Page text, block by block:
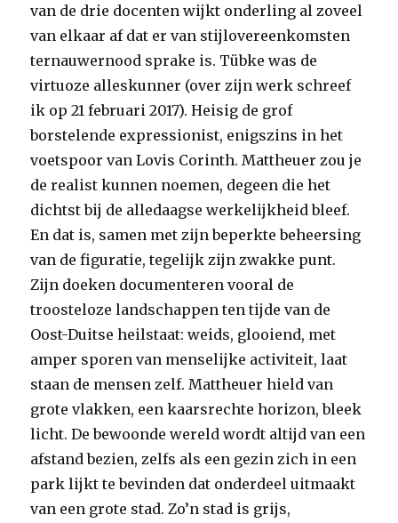
van de drie docenten wijkt onderling al zoveel
van elkaar af dat er van stijlovereenkomsten
ternauwernood sprake is. Tübke was de
virtuoze alleskunner (over zijn werk schreef
ik op 21 februari 2017). Heisig de grof
borstelende expressionist, enigszins in het
voetspoor van Lovis Corinth. Mattheuer zou je
de realist kunnen noemen, degeen die het
dichtst bij de alledaagse werkelijkheid bleef.
En dat is, samen met zijn beperkte beheersing
van de figuratie, tegelijk zijn zwakke punt.
Zijn doeken documenteren vooral de
troosteloze landschappen ten tijde van de
Oost-Duitse heilstaat: weids, glooiend, met
amper sporen van menselijke activiteit, laat
staan de mensen zelf. Mattheuer hield van
grote vlakken, een kaarsrechte horizon, bleek
licht. De bewoonde wereld wordt altijd van een
afstand bezien, zelfs als een gezin zich in een
park lijkt te bevinden dat onderdeel uitmaakt
van een grote stad. Zo’n stad is grijs,